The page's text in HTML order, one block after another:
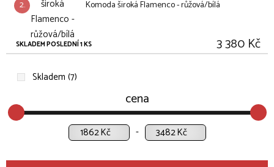
2. Komoda široká Flamenco - růžová/bílá
SKLADEM POSLEDNÍ 1 KS 3 380 Kč
Skladem (7)
cena
Kč Kč